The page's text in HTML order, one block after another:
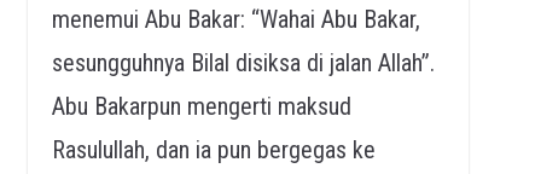
menemui Abu Bakar: “Wahai Abu Bakar,
sesungguhnya Bilal disiksa di jalan Allah”.
Abu Bakarpun mengerti maksud
Rasulullah, dan ia pun bergegas ke